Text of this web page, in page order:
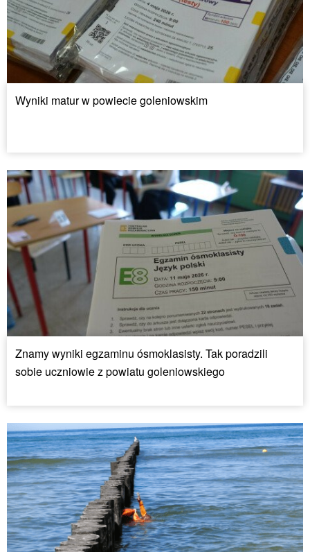
Wyniki matur w powiecie goleniowskim
Znamy wyniki egzaminu ósmoklasisty. Tak poradzili
sobie uczniowie z powiatu goleniowskiego